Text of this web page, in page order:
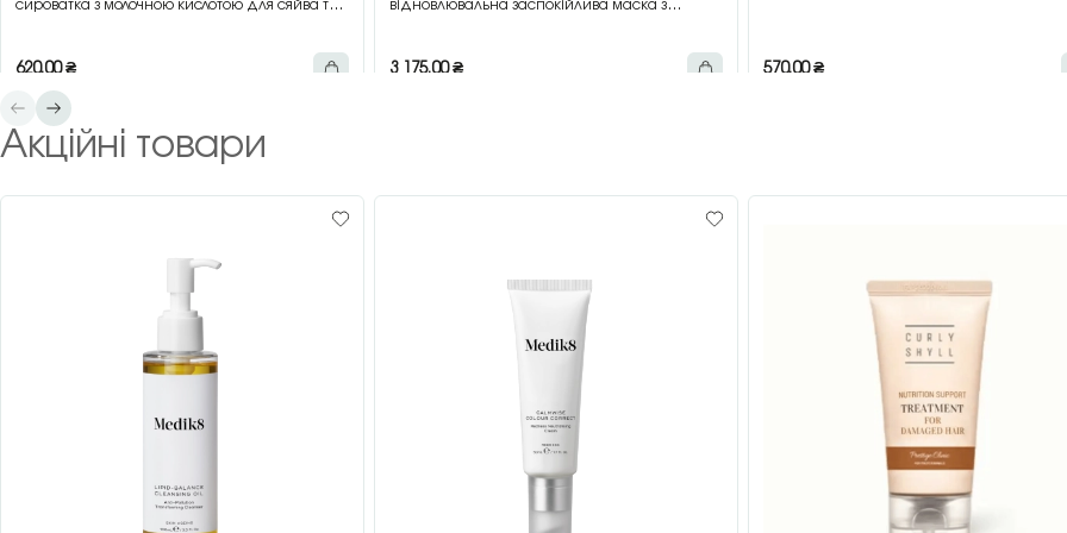
сироватка з молочною кислотою для сяйва та
620,00₴
відновлювальна заспокійлива маска з
3 175,00₴ 570,00₴
Акційні товари